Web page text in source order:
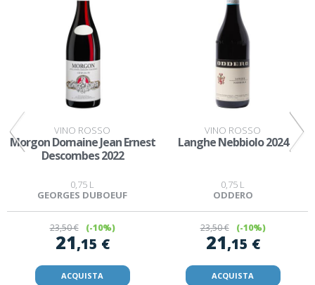
VINO ROSSO
Morgon Domaine Jean Ernest
Descombes 2022
0,75 L
GEORGES DUBOEUF
23,50 € (-10%)
21,15 €
ACQUISTA
VINO ROSSO
Langhe Nebbiolo 2024
0,75 L
ODDERO
23,50 € (-10%)
21,15 €
ACQUISTA